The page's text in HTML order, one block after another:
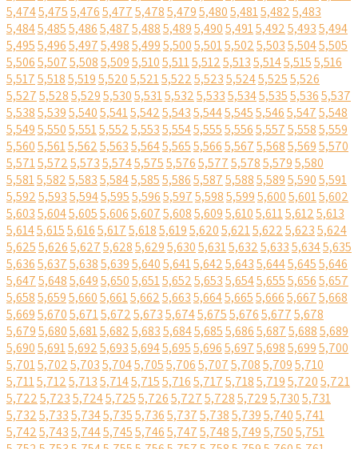
5,4745,4755,4765,4775,4785,4795,4805,4815,4825,483
5,4845,4855,4865,4875,4885,4895,4905,4915,4925,4935,494
5,4955,4965,4975,4985,4995,5005,5015,5025,5035,5045,505
5,5065,5075,5085,5095,5105,5115,5125,5135,5145,5155,516
5,5175,5185,5195,5205,5215,5225,5235,5245,5255,526
5,5275,5285,5295,5305,5315,5325,5335,5345,5355,5365,537
5,5385,5395,5405,5415,5425,5435,5445,5455,5465,5475,548
5,5495,5505,5515,5525,5535,5545,5555,5565,5575,5585,559
5,5605,5615,5625,5635,5645,5655,5665,5675,5685,5695,570
5,5715,5725,5735,5745,5755,5765,5775,5785,5795,580
5,5815,5825,5835,5845,5855,5865,5875,5885,5895,5905,591
5,5925,5935,5945,5955,5965,5975,5985,5995,6005,6015,602
5,6035,6045,6055,6065,6075,6085,6095,6105,6115,6125,613
5,6145,6155,6165,6175,6185,6195,6205,6215,6225,6235,624
5,6255,6265,6275,6285,6295,6305,6315,6325,6335,6345,635
5,6365,6375,6385,6395,6405,6415,6425,6435,6445,6455,646
5,6475,6485,6495,6505,6515,6525,6535,6545,6555,6565,657
5,6585,6595,6605,6615,6625,6635,6645,6655,6665,6675,668
5,6695,6705,6715,6725,6735,6745,6755,6765,6775,678
5,6795,6805,6815,6825,6835,6845,6855,6865,6875,6885,689
5,6905,6915,6925,6935,6945,6955,6965,6975,6985,6995,700
5,7015,7025,7035,7045,7055,7065,7075,7085,7095,710
5,7115,7125,7135,7145,7155,7165,7175,7185,7195,7205,721
5,7225,7235,7245,7255,7265,7275,7285,7295,7305,731
5,7325,7335,7345,7355,7365,7375,7385,7395,7405,741
5,7425,7435,7445,7455,7465,7475,7485,7495,7505,751